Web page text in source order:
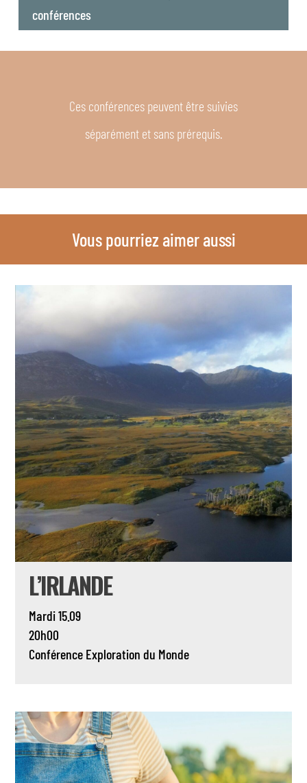
conférences
Ces conférences peuvent être suivies
séparément et sans prérequis.
Vous pourriez aimer aussi
L’IRLANDE
Mardi 15.09
20h00
Conférence Exploration du Monde